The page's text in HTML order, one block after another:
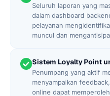
Seluruh laporan yang
dalam dashboard
pelayanan
muncul dan
Sistem Loyalty Point
Penumpang yang aktif
menyampaikan
online dapat